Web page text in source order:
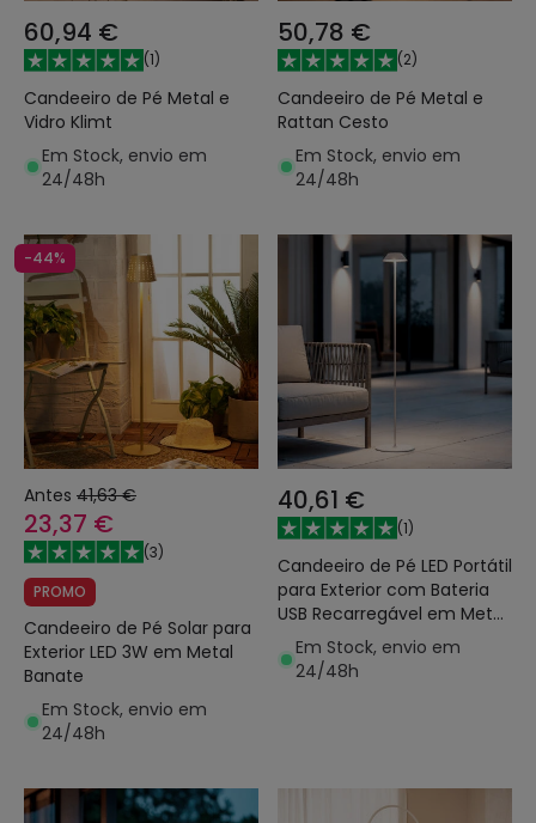
60,94 €
(1)
Candeeiro de Pé Metal e
Vidro Klimt
Em Stock, envio em
24/48h
50,78 €
(2)
Candeeiro de Pé Metal e
Rattan Cesto
Em Stock, envio em
24/48h
-44%
Antes 41,63 €
23,37 €
(3)
PROMO
Candeeiro de Pé Solar para
Exterior LED 3W em Metal
Banate
Em Stock, envio em
24/48h
40,61 €
(1)
Candeeiro de Pé LED Portátil
para Exterior com Bateria
USB Recarregável em Metal
Hoima
Em Stock, envio em
24/48h